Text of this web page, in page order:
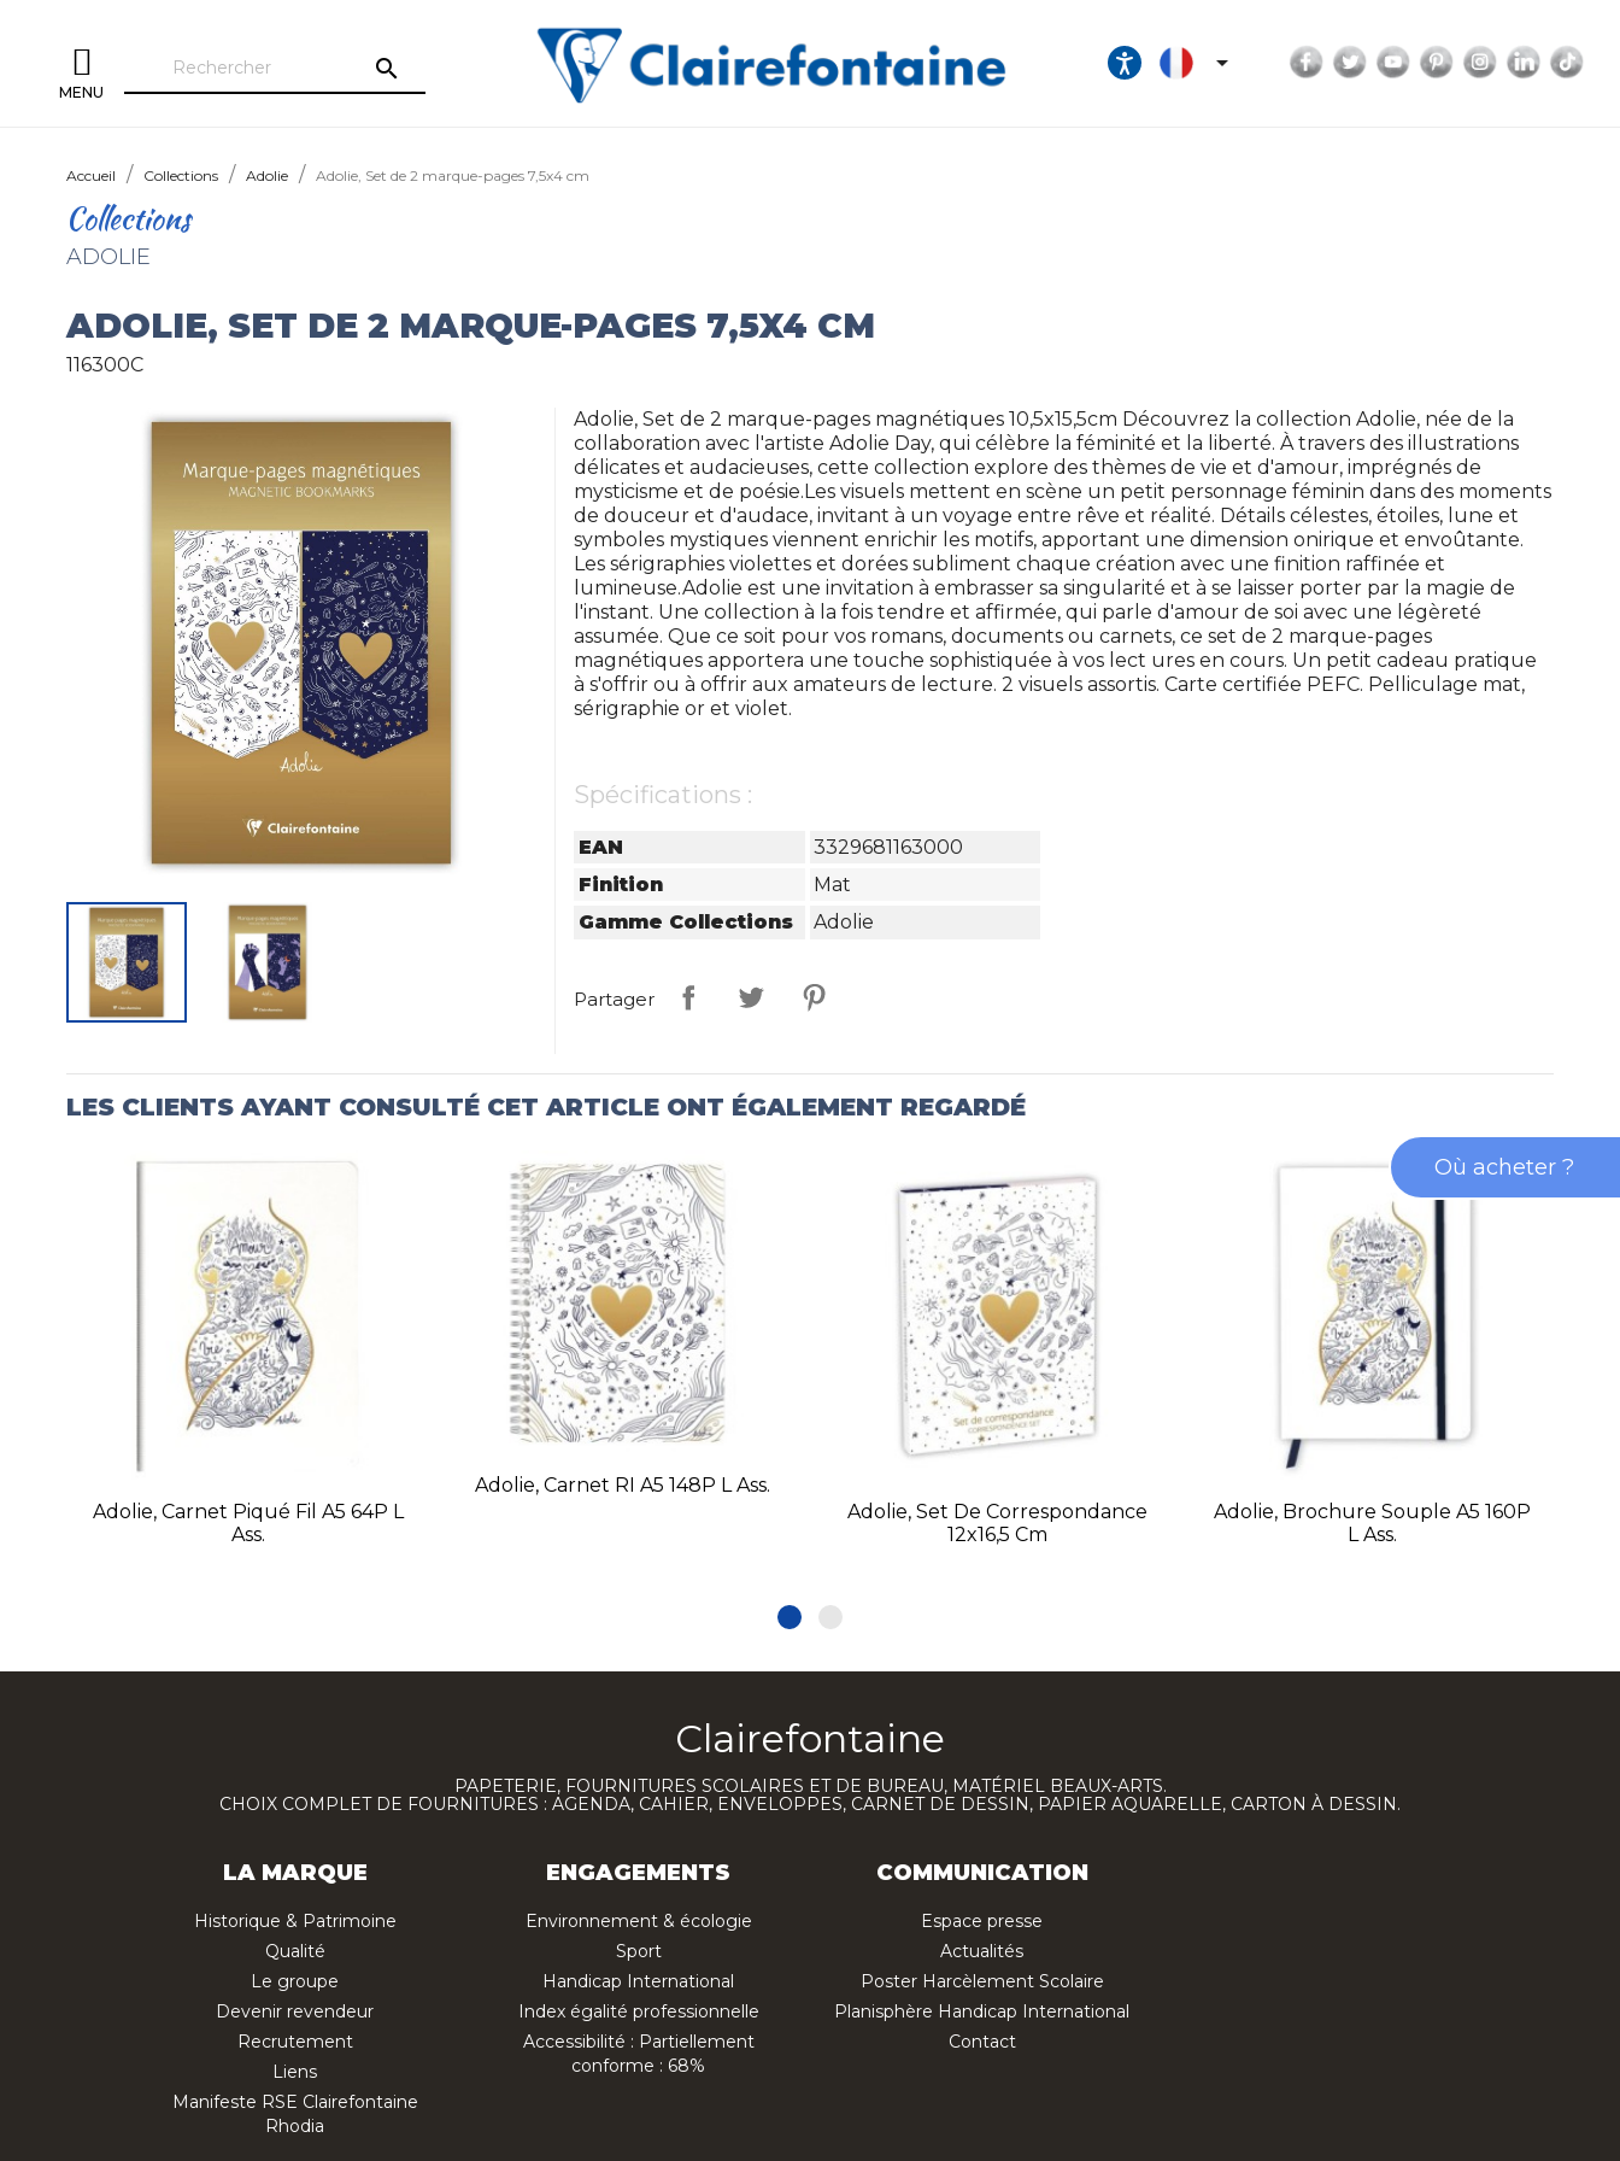
MENU
search  Facebook
TwitterYouTubePinterestInstagram
Accueil Collections Adolie Adolie, Set de 2 marque-pages 7,5x4 cm
Collections
ADOLIE
ADOLIE, SET DE 2 MARQUE-PAGES 7,5X4 CM
116300C
Adolie, Set de 2 marque-pages magnétiques 10,5x15,5cm Découvrez la collection Adolie, née de la
collaboration avec l'artiste Adolie Day, qui célèbre la féminité et la liberté. À travers des illustrations
délicates et audacieuses, cette collection explore des thèmes de vie et d'amour, imprégnés de
mysticisme et de poésie.Les visuels mettent en scène un petit personnage féminin dans des moments
de douceur et d'audace, invitant à un voyage entre rêve et réalité. Détails célestes, étoiles, lune et
symboles mystiques viennent enrichir les motifs, apportant une dimension onirique et envoûtante.
Les sérigraphies violettes et dorées subliment chaque création avec une finition raffinée et
lumineuse.Adolie est une invitation à embrasser sa singularité et à se laisser porter par la magie de
l'instant. Une collection à la fois tendre et affirmée, qui parle d'amour de soi avec une légèreté
assumée. Que ce soit pour vos romans, documents ou carnets, ce set de 2 marque-pages
magnétiques apportera une touche sophistiquée à vos lect ures en cours. Un petit cadeau pratique
à s'offrir ou à offrir aux amateurs de lecture. 2 visuels assortis. Carte certifiée PEFC. Pelliculage mat,
sérigraphie or et violet.
Spécifications :
EAN
3329681163000
Finition
Mat
Gamme Collections
Adolie
Partager
LES CLIENTS AYANT CONSULTÉ CET ARTICLE ONT ÉGALEMENT REGARDÉ
Adolie, Carnet Piqué Fil A5 64P L
Ass.
Adolie, Carnet RI A5 148P L Ass.
Adolie, Set De Correspondance
12x16,5 Cm
Adolie, Brochure Souple A5 160P
L Ass.
Clairefontaine
PAPETERIE, FOURNITURES SCOLAIRES ET DE BUREAU, MATÉRIEL BEAUX-ARTS.
CHOIX COMPLET DE FOURNITURES : AGENDA, CAHIER, ENVELOPPES, CARNET DE DESSIN, PAPIER AQUARELLE, CARTON À DESSIN.
LA MARQUE
Historique & Patrimoine
Qualité
Le groupe
Devenir revendeur
Recrutement
Liens
Manifeste RSE Clairefontaine
Rhodia
ENGAGEMENTS
Environnement & écologie
Sport
Handicap International
Index égalité professionnelle
Accessibilité : Partiellement
conforme : 68%
COMMUNICATION
Espace presse
Actualités
Poster Harcèlement Scolaire
Planisphère Handicap International
Contact
Où acheter ?